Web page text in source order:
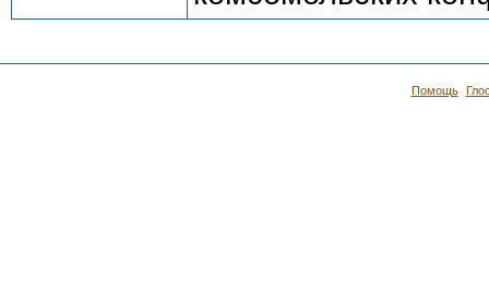
Помощь